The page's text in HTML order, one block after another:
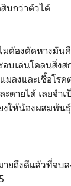
บกว่าตัวได้
ต้องตัดหางมัน
อบเล่นโคลนสิ่ง
ลงและเชื้อโรค
ตายได้ เลยจำ
ให้น้องผสมพัน
ยถึงดีแล้วที่จบล